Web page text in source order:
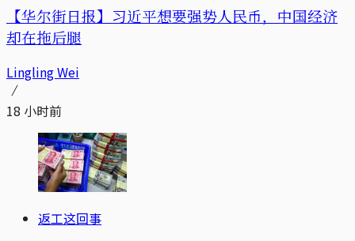
【华尔街日报】习近平想要强势人民币，中国经济
却在拖后腿
Lingling Wei
18 小时前
返工这回事